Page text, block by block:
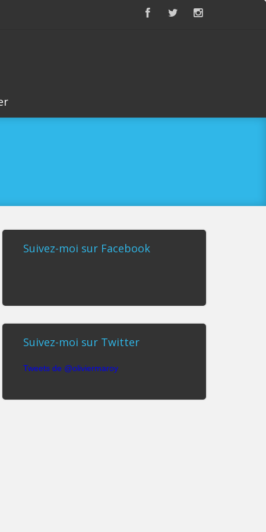
Suivez-moi sur Facebook
Suivez-moi sur Twitter
Tweets de @oliviermaroy